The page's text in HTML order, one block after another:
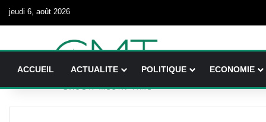
jeudi 6, août 2026
ACCUEIL ACTUALITE POLITIQUE ECONOMIE